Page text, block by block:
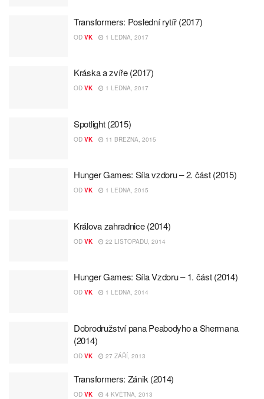
Transformers: Poslední rytíř (2017)
OD VK 1 LEDNA, 2017
Kráska a zvíře (2017)
OD VK 1 LEDNA, 2017
Spotlight (2015)
OD VK 11 BŘEZNA, 2015
Hunger Games: Síla vzdoru – 2. část (2015)
OD VK 1 LEDNA, 2015
Králova zahradnice (2014)
OD VK 22 LISTOPADU, 2014
Hunger Games: Síla Vzdoru – 1. část (2014)
OD VK 1 LEDNA, 2014
Dobrodružství pana Peabodyho a Shermana
(2014)
OD VK 27 ZÁŘÍ, 2013
Transformers: Zánik (2014)
OD VK 4 KVĚTNA, 2013